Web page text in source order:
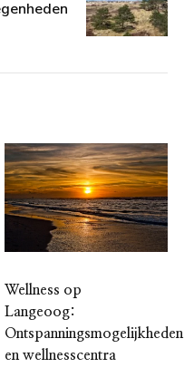
Wellness op
Langeoog:
Ontspanningsmogelijkheden
en wellnesscentra